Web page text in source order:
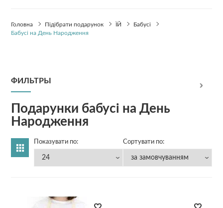
Головна Підібрати подарунок ЇЙ
Бабусі
Бабусі на День Народження
ФИЛЬТРЫ
Подарунки бабусі на День
Народження
Показувати по: Сортувати по: